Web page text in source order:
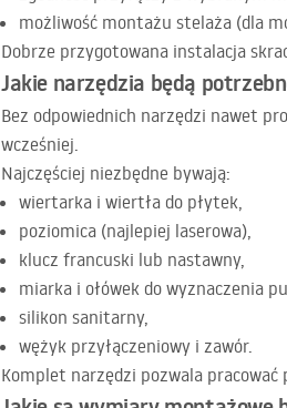
możliwość montażu stelaża (dla
Dobrze przygotowana instalacja
Jakie narzędzia będą
Bez odpowiednich narzędzi nawet
wcześniej.
Najczęściej niezbędne bywają:
wiertarka i wiertła do płytek,
poziomica (najlepiej laserowa),
klucz francuski lub nastawny,
miarka i ołówek do wyznaczenia
silikon sanitarny,
wężyk przyłączeniowy i zawór.
Komplet narzędzi pozwala